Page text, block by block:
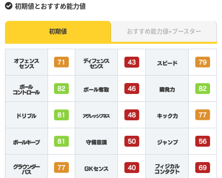
初期値とおすすめ能力値
初期値 おすすめ能力値+ブースター